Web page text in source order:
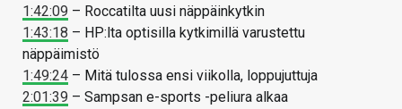
1:42:09 – Roccatilta uusi näppäinkytkin
1:43:18 – HP:lta optisilla kytkimillä varustettu
näppäimistö
1:49:24 – Mitä tulossa ensi viikolla, loppujuttuja
2:01:39 – Sampsan e-sports -peliura alkaa